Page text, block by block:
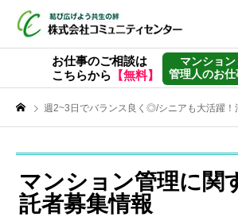
お仕事のご相談は
こちらから 【無料】
マンション
管理人のお仕
週2~3日でバランス良く◎/シニアも大活躍！清掃や受付などでを
マンション管理に関
託者募集情報